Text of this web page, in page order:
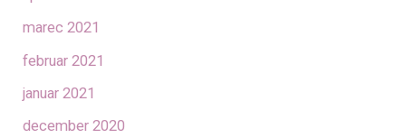
marec 2021
februar 2021
januar 2021
december 2020